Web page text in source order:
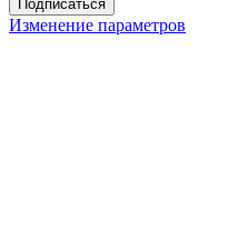
Изменение параметров